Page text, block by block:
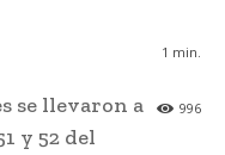
1 min.
996
se llevaron a
y 52 del